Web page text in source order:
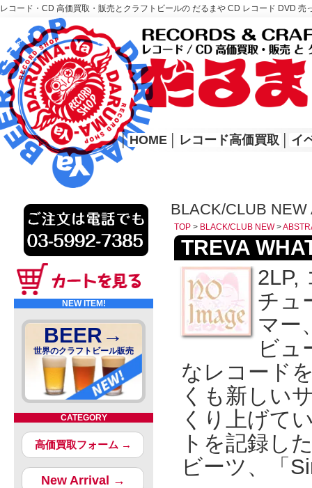
レコード・CD 高価買取・販売とクラフトビールの だるまや CD レコード DVD
レコード高価買取はこちら
HOME
│ HOME レコード高価買取 イ
NEW ITEM!
BEER→
世界のクラフトビール販売
CATEGORY
高価買取フォーム →
New Arrival →
BLACK/CLUB NEW
TOP > BLACK/CLUB NEW>
TREVA
2LP,
チュ
マー
ビュ
なレコード
くも新しい
くり上げて
トを記録し
ビーツ、「